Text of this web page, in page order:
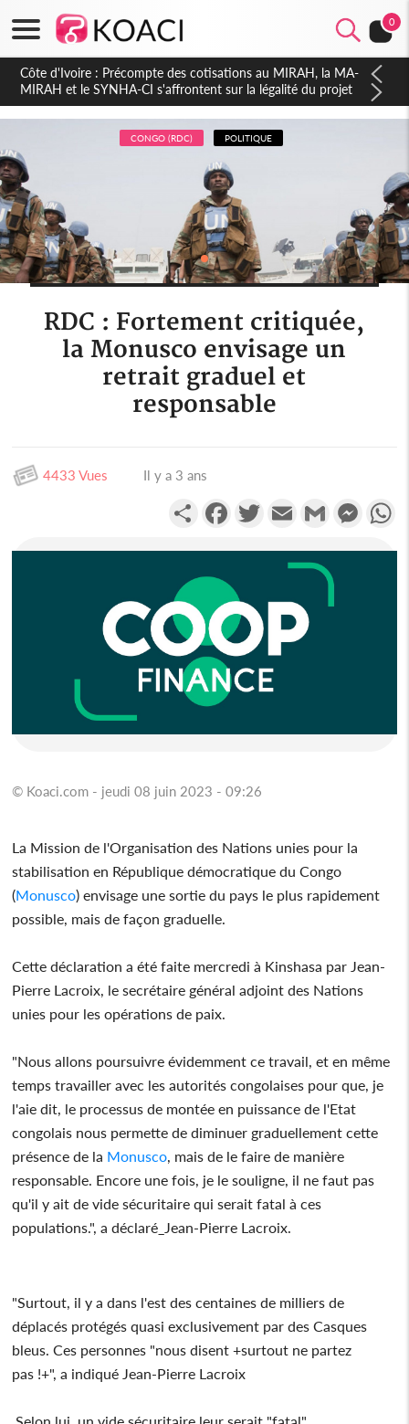
0
Côte d'Ivoire : Indépendance 2026, Thiam plaide pour un
environnement démocratique plus apaisé
CONGO (RDC) POLITIQUE
RDC : Fortement critiquée,
la Monusco envisage un
retrait graduel et
responsable
4433 Vues Il y a 3 ans
PartagerFacebookTwitterEmail Gmail
© Koaci.com - jeudi 08 juin 2023 - 09:26
La Mission de l'Organisation des Nations unies pour la
stabilisation en République démocratique du Congo
(Monusco) envisage une sortie du pays le plus rapidement
possible, mais de façon graduelle.
Cette déclaration a été faite mercredi à Kinshasa par Jean-
Pierre Lacroix, le secrétaire général adjoint des Nations
unies pour les opérations de paix.
"Nous allons poursuivre évidemment ce travail, et en même
temps travailler avec les autorités congolaises pour que, je
l'aie dit, le processus de montée en puissance de l'Etat
congolais nous permette de diminuer graduellement cette
présence de la Monusco , mais de le faire de manière
responsable. Encore une fois, je le souligne, il ne faut pas
qu'il y ait de vide sécuritaire qui serait fatal à ces
populations.", a déclaré_Jean-Pierre Lacroix.
"Surtout, il y a dans l'est des centaines de milliers de
déplacés protégés quasi exclusivement par des Casques
bleus. Ces personnes "nous disent +surtout ne partez
pas !+", a indiqué Jean-Pierre Lacroix